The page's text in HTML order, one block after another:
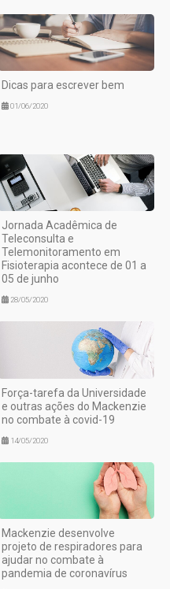
Dicas para escrever bem
01/06/2020
Jornada Acadêmica de
Teleconsulta e
Telemonitoramento em
Fisioterapia acontece de 01 a
05 de junho
28/05/2020
Força-tarefa da Universidade
e outras ações do Mackenzie
no combate à covid-19
14/05/2020
Mackenzie desenvolve
projeto de respiradores para
ajudar no combate à
pandemia de coronavírus